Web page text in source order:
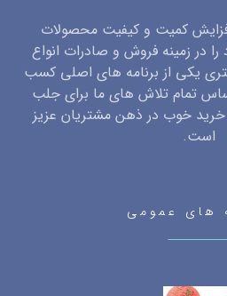
کمیت و کیفیت محصولات
در زمینه فروش و صادرات انواع
یکی از برنامه های اصلی کسب
تمام تلاش های ما برای جلب
خوب در ذهن مشتریان عزیز
است.
های عمومی